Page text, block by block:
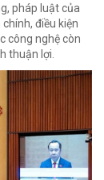
pháp luật của
điều kiện
công nghệ còn
thuận lợi.